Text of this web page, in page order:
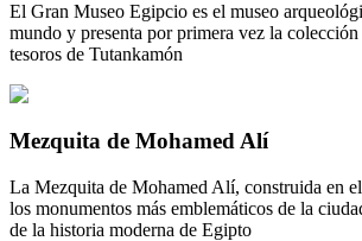
El Gran Museo Egipcio es el museo
mundo y presenta por primera vez la
tesoros de Tutankamón
Mezquita de Mohamed Alí
La Mezquita de Mohamed Alí, construida en
los monumentos más emblemáticos de la
de la historia moderna de Egipto